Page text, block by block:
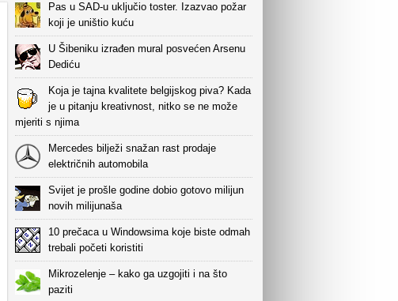
Pas u SAD-u uključio toster. Izazvao požar
koji je uništio kuću
U Šibeniku izrađen mural posvećen Arsenu
Dediću
Koja je tajna kvalitete belgijskog piva? Kada
je u pitanju kreativnost, nitko se ne može
mjeriti s njima
Mercedes bilježi snažan rast prodaje
električnih automobila
Svijet je prošle godine dobio gotovo milijun
novih milijunaša
10 prečaca u Windowsima koje biste odmah
trebali početi koristiti
Mikrozelenje – kako ga uzgojiti i na što
paziti